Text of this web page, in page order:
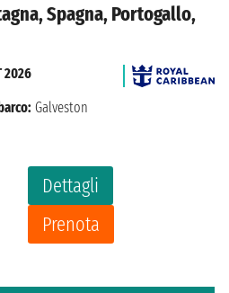
Spagna, Portogallo,
Dettagli
Prenota
2026
Galveston